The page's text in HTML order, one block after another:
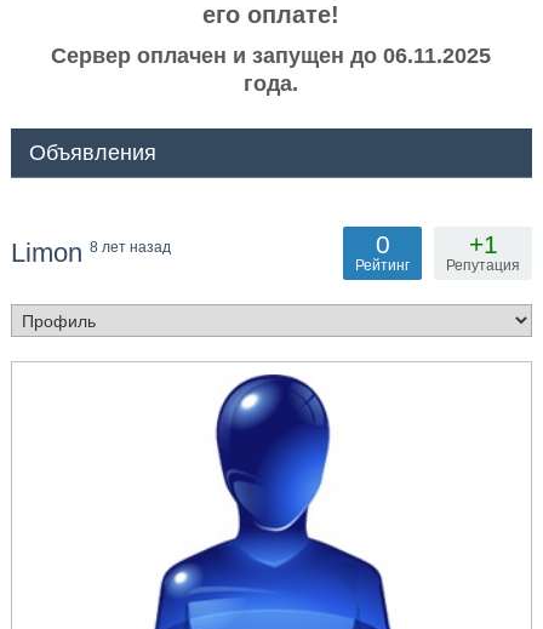
его оплате!
Сервер оплачен и запущен до 06.11.2025
года.
Объявления
Limon 8 лет назад +1
Репутация
0
Рейтинг